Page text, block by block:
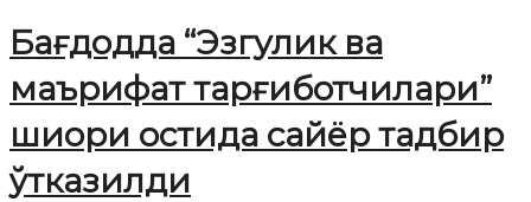
Бағдодда “Эзгулик ва
маърифат тарғиботчилари”
шиори остида сайёр тадбир
ўтказилди